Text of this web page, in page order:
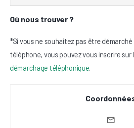
Où nous trouver ?
*Si vous ne souhaitez pas être
téléphone, vous pouvez vous inscrire sur
démarchage téléphonique.